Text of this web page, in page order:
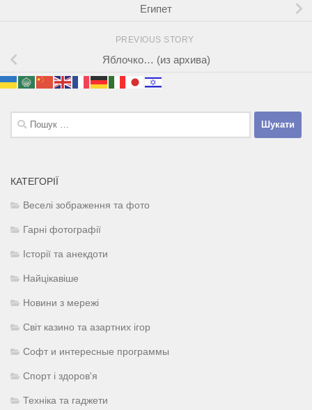
Египет
PREVIOUS STORY
Яблочко… (из архива)
Пошук:
КАТЕГОРІЇ
Веселі зображення та фото
Гарні фотографії
Історії та анекдоти
Найцікавіше
Новини з мережі
Світ казино та азартних ігор
Софт и интересные программы
Спорт і здоров'я
Техніка та гаджети